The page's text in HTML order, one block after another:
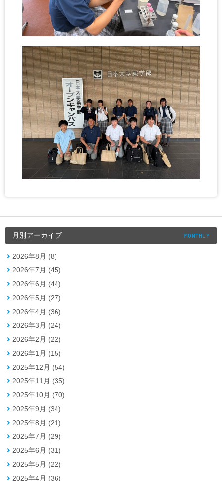
月別アーカイブ MONTHLY
2026年8月 (8)
2026年7月 (45)
2026年6月 (44)
2026年5月 (27)
2026年4月 (36)
2026年3月 (24)
2026年2月 (22)
2026年1月 (15)
2025年12月 (54)
2025年11月 (35)
2025年10月 (70)
2025年9月 (34)
2025年8月 (21)
2025年7月 (29)
2025年6月 (31)
2025年5月 (22)
2025年4月 (36)